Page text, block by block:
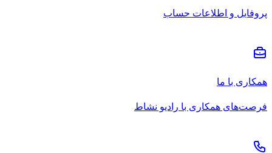
پروفایل و اطلاعات حساب
همکاری با ما
فرصت‌های همکاری با رادیو نشاط